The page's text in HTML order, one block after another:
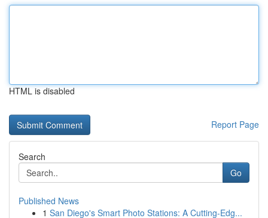
HTML is disabled
Report Page
Search
Go
Published News
1 San Diego's Smart Photo Stations: A Cutting-Edg...